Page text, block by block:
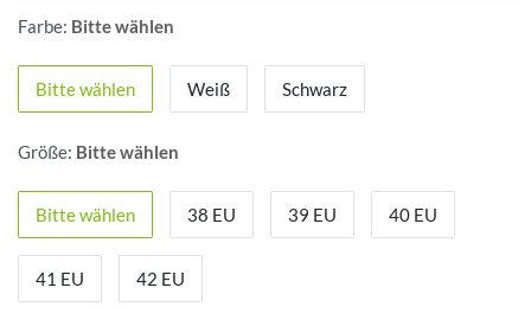
Farbe: Bitte wählen
Bitte wählen Weiß Schwarz
Größe: Bitte wählen
Bitte wählen 38 EU 39 EU 40 EU
41 EU 42 EU